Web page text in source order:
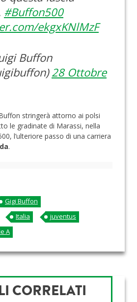
#Buffon500
ekgxKNlMzF
Buffon
28 Ottobre
stringerà attorno ai polsi
le gradinate di Marassi, nella
l’ulteriore passo di una carriera
.
Gigi Buffon
Italia
juventus
A
CORRELATI